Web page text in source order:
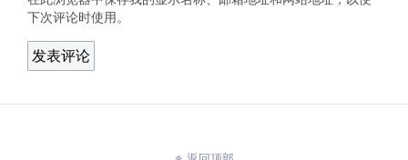
下次评论时使用。